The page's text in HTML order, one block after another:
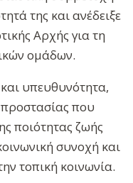
της και ανέδειξε
Αρχής για τη
ομάδων.
υπευθυνότητα,
προστασίας που
ποιότητας ζωής
συνοχή και
τοπική κοινωνία.